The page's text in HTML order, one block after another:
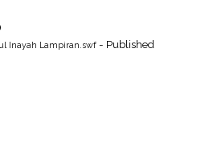
Inayah Lampiran.swf- Published